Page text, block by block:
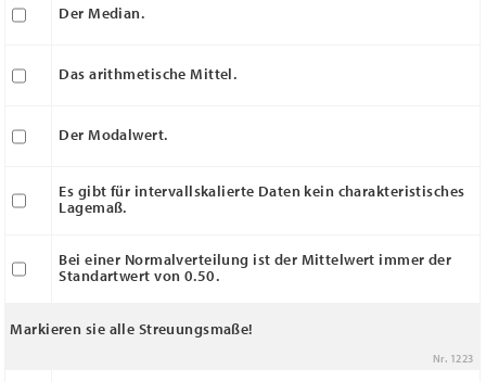
Der Median.
Das arithmetische Mittel.
Der Modalwert.
Es gibt für intervallskalierte Daten kein charakteristisches
Lagemaß.
Bei einer Normalverteilung ist der Mittelwert immer der
Standartwert von 0.50.
Markieren sie alle Streuungsmaße!
Nr. 1223